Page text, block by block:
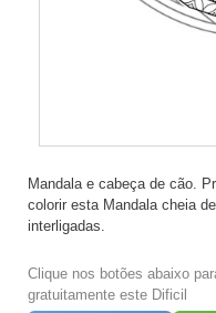
Mandala e cabeça de cão.
colorir esta Mandala cheia
interligadas.
Clique nos botões abaixo
gratuitamente este Dificil